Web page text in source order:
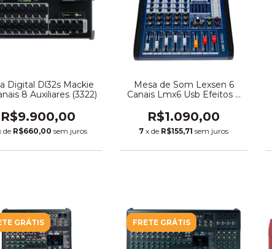
Digital Dl32s Mackie
8 Auxiliares (3322)
R$9.900,00
de R$660,00 sem juros
Mesa de Som Lexsen 6
Canais Lmx6 Usb Efeitos e
R$1.090,00
7 x de R$155,71 sem juros
GRÁTIS FRETE GRÁTIS